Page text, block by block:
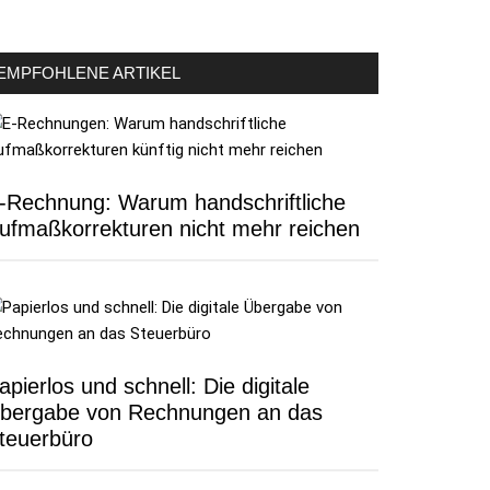
ARTIKEL
Rechnung: Warum handschriftliche
nicht mehr reichen
und schnell: Die digitale
von Rechnungen an das